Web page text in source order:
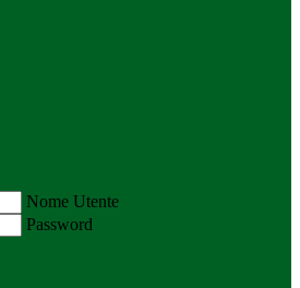
Nome Utente
Password